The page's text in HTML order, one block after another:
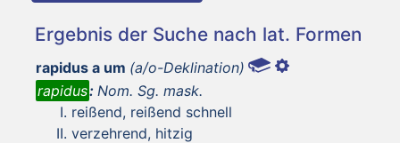
Ergebnis der Suche nach lat. Formen
rapidus a um (a/o-Deklination)
rapidus: Nom. Sg. mask.
reißend, reißend schnell
verzehrend, hitzig